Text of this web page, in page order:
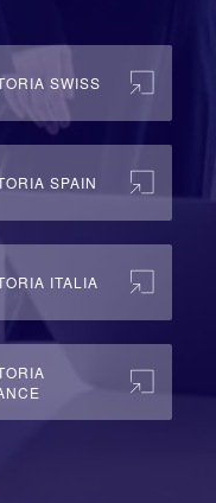
SWISS
SPAIN
ITALIA